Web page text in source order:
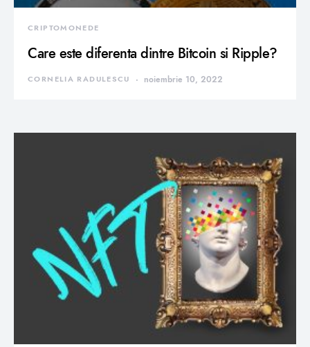
CRIPTOMONEDE
Care este diferenta dintre Bitcoin si Ripple?
CORNELIA RADULESCU noiembrie 10, 2022